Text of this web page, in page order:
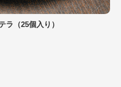
ラ（25個入り）